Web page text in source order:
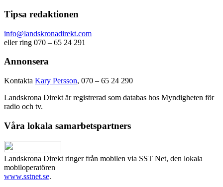
Tipsa redaktionen
info@landskronadirekt.com
eller ring 070 – 65 24 291
Annonsera
Kontakta Kary Persson, 070 – 65 24 290
Landskrona Direkt är registrerad som databas hos Myndigheten för
radio och tv.
Våra lokala samarbetspartners
Landskrona Direkt ringer från mobilen via SST Net, den lokala
mobiloperatören
www.sstnet.se.